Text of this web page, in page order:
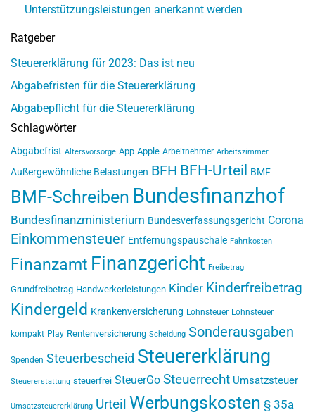
Unterstützungsleistungen anerkannt werden
Ratgeber
Steuererklärung für 2023: Das ist neu
Abgabefristen für die Steuererklärung
Abgabepflicht für die Steuererklärung
Schlagwörter
Abgabefrist Altersvorsorge App Apple Arbeitnehmer Arbeitszimmer
Außergewöhnliche Belastungen BFH BFH-Urteil BMF
BMF-Schreiben Bundesfinanzhof
Bundesfinanzministerium Bundesverfassungsgericht Corona
Einkommensteuer Entfernungspauschale Fahrtkosten
Finanzamt Finanzgericht Freibetrag
Grundfreibetrag Handwerkerleistungen Kinder Kinderfreibetrag
Kindergeld Krankenversicherung Lohnsteuer Lohnsteuer
kompakt Play Rentenversicherung Scheidung Sonderausgaben
Spenden Steuerbescheid Steuererklärung
Steuererstattung steuerfrei SteuerGo Steuerrecht Umsatzsteuer
Umsatzsteuererklärung Urteil Werbungskosten § 35a